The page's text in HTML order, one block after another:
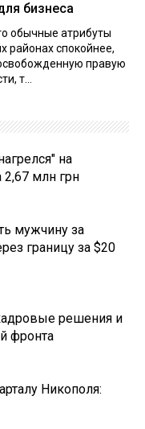
бизнеса
обычные атрибуты
районах спокойнее,
правую
т...
на
2,67 млн грн
мужчину за
границу за $20
решения и
фронта
Никополя: